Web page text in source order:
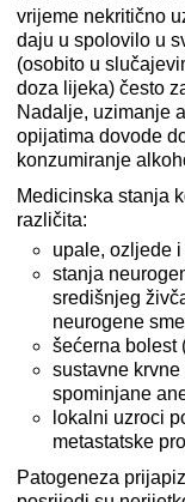
vrijeme nekritično
daju u spolovilo u
(osobito u
doza lijeka) često
Nadalje, uzimanje
opijatima dovode
konzumiranje
Medicinska stanja
različita:
upale, ozljede
stanja
središnjeg
neurogene
šećerna bolest
sustavne
spominjane
lokalni uzroci
metastatske
Patogeneza